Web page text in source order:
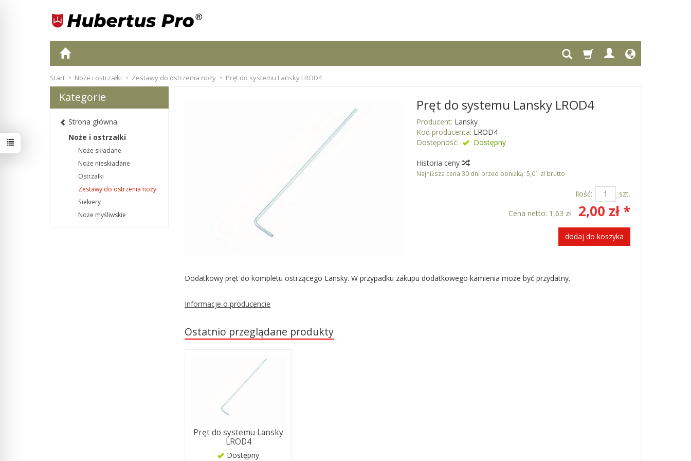
Start Noże i ostrzałki Zestawy do ostrzenia noży Pręt do systemu Lansky LROD4
Pręt do systemu Lansky LROD4
Producent: Lansky
Kod producenta: LROD4
Dostępność:
Dostępny
Historia ceny
Najniższa cena 30 dni przed obniżką: 5,01 zł brutto
Ilość:
szt.
Cena netto: 1,63 zł 2,00 zł *
dodaj do koszyka
Dodatkowy pręt do kompletu ostrzącego Lansky. W przypadku zakupu dodatkowego kamienia może być przydatny.
Informacje o producencie
Ostatnio przeglądane produkty
Pręt do systemu Lansky
LROD4
Dostępny
Kategorie
Strona główna
Noże i ostrzałki
Noże składane
Noże nieskładane
Ostrzałki
Zestawy do ostrzenia noży
Siekiery
Noże myśliwskie